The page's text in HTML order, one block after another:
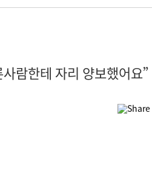
람한테 자리 양보했어요”